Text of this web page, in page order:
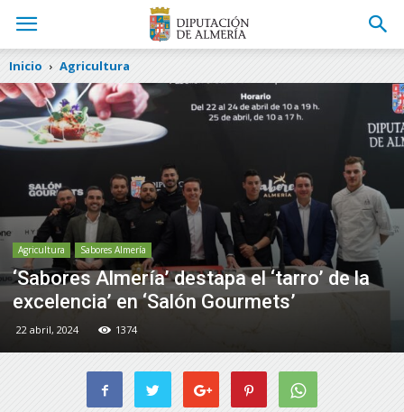
Inicio Agricultura
Agricultura Sabores Almería
‘Sabores Almería’ destapa el ‘tarro’ de la
excelencia’ en ‘Salón Gourmets’
22 abril, 2024 1374